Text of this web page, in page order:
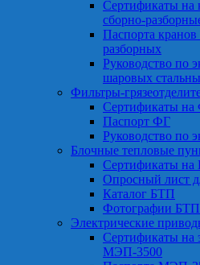
Сертификаты на
сборно-
Паспорта
разборных
Руководство по
шаровых
Фильтры-
Сертификаты
Паспорт ФГ
Руководство по
Блочные тепловые
Сертификаты на
Опросный лист
Каталог БТП
Фотографии БТП
Электрические
Сертификаты на
МЭП-3500